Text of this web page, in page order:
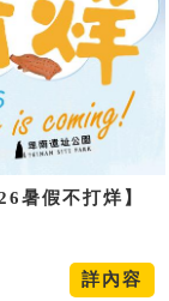
暑假不打烊】
詳內容